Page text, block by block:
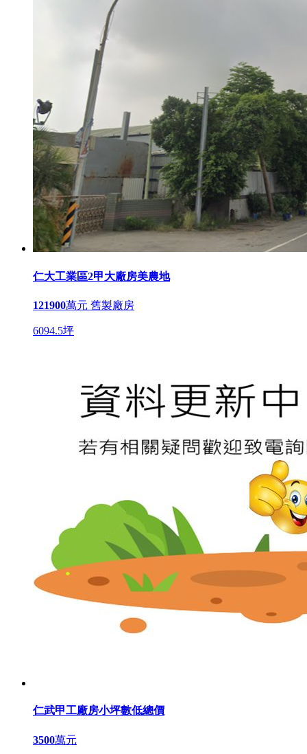
仁大工業區2甲大廠房美農地
121900萬元 舊製廠房
6094.5坪
仁武甲工廠房小坪數低總價
3500萬元